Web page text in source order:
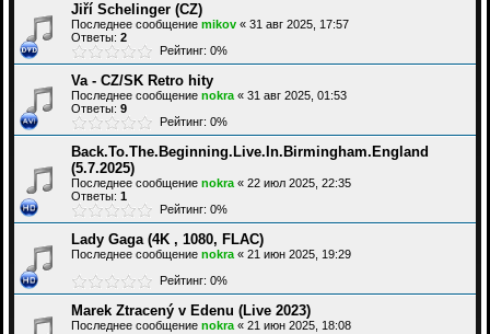
Jiří Schelinger (CZ)
Последнее сообщение mikov « 31 авг 2025, 17:57
Ответы: 2
Рейтинг: 0%
Va - CZ/SK Retro hity
Последнее сообщение nokra « 31 авг 2025, 01:53
Ответы: 9
Рейтинг: 0%
Back.To.The.Beginning.Live.In.Birmingham.England
(5.7.2025)
Последнее сообщение nokra « 22 июл 2025, 22:35
Ответы: 1
Рейтинг: 0%
Lady Gaga (4K , 1080, FLAC)
Последнее сообщение nokra « 21 июн 2025, 19:29
Рейтинг: 0%
Marek Ztracený v Edenu (Live 2023)
Последнее сообщение nokra « 21 июн 2025, 18:08